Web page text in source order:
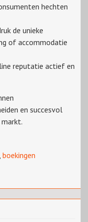
hechten
de unieke
of accommodatie
reputatie actief en
en succesvol
, boekingen